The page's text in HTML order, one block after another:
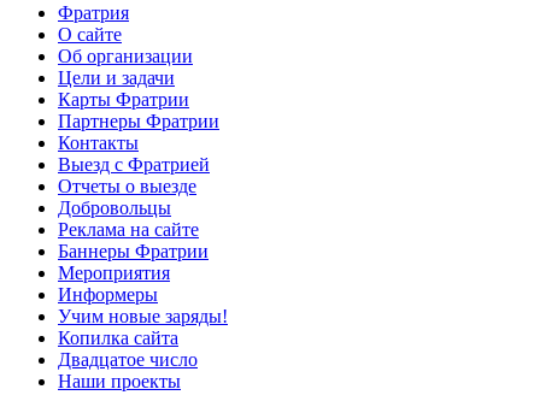
Фратрия
О сайте
Об организации
Цели и задачи
Карты Фратрии
Партнеры Фратрии
Контакты
Выезд с Фратрией
Отчеты о выезде
Добровольцы
Реклама на сайте
Баннеры Фратрии
Мероприятия
Информеры
Учим новые заряды!
Копилка сайта
Двадцатое число
Наши проекты